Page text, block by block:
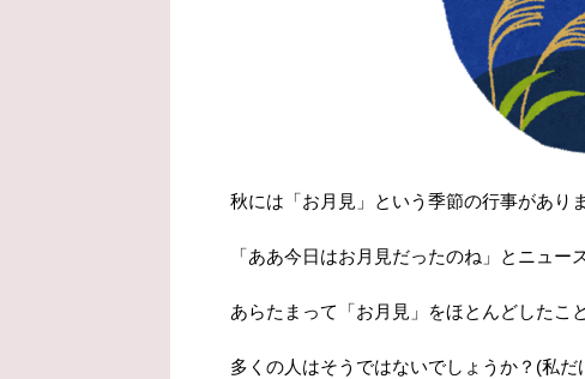
秋には「お月見」という季節の行事があり
「ああ今日はお月見だったのね」とニュ
あらたまって「お月見」をほとんどしたこ
多くの人はそうではないでしょうか？(私だ